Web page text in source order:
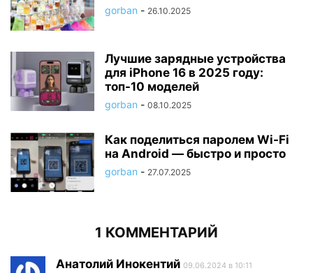
gorban - 26.10.2025
Лучшие зарядные устройства
для iPhone 16 в 2025 году:
топ-10 моделей
gorban - 08.10.2025
Как поделиться паролем Wi-Fi
на Android — быстро и просто
gorban - 27.07.2025
1 КОММЕНТАРИЙ
Анатолий Инокентий 09.06.2024 в 10:11